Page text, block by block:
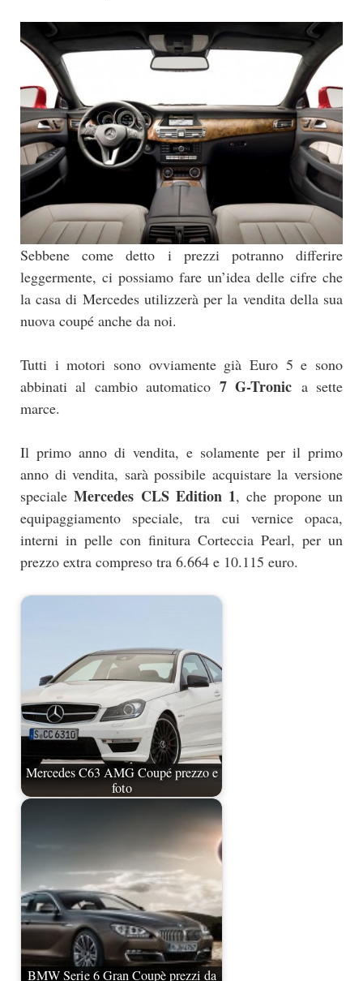
Sebbene come detto i prezzi potranno differire
leggermente, ci possiamo fare un’idea delle cifre che
la casa di Mercedes utilizzerà per la vendita della sua
nuova coupé anche da noi.
Tutti i motori sono ovviamente già Euro 5 e sono
abbinati al cambio automatico7 G-Tronic a sette
marce.
Il primo anno di vendita, e solamente per il primo
anno di vendita, sarà possibile acquistare la versione
specialeMercedes CLS Edition 1, che propone un
equipaggiamento speciale, tra cui vernice opaca,
interni in pelle con finitura Corteccia Pearl, per un
prezzo extra compreso tra 6.664 e 10.115 euro.
Mercedes C63 AMG Coupé prezzo e
foto
BMW Serie 6 Gran Coupè prezzi da